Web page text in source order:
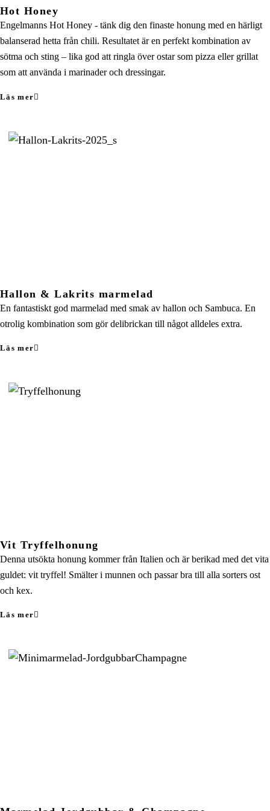
Hot Honey
Engelmanns Hot Honey - tänk dig den finaste honung med en härligt
balanserad hetta från chili. Resultatet är en perfekt kombination av
sötma och sting – lika god att ringla över ostar som pizza eller grillat
som att använda i marinader och dressingar.
Läs mer
Hallon & Lakrits marmelad
En fantastiskt god marmelad med smak av hallon och Sambuca. En
otrolig kombination som gör delibrickan till något alldeles extra.
Läs mer
Vit Tryffelhonung
Denna utsökta honung kommer från Italien och är berikad med det vita
guldet: vit tryffel! Smälter i munnen och passar bra till alla sorters ost
och kex.
Läs mer